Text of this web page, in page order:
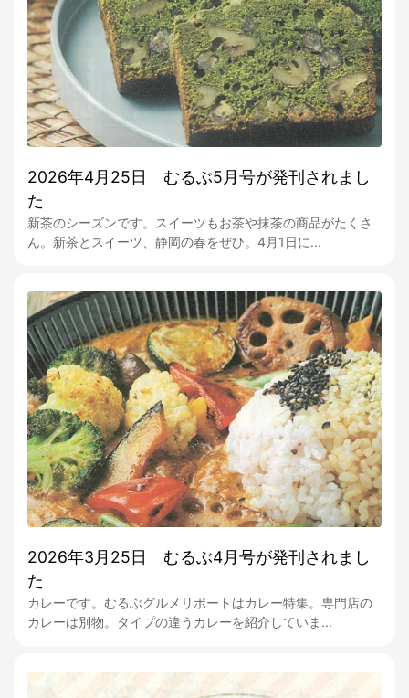
2026年4月25日 むるぶ5月号が発刊されまし
た
新茶のシーズンです。スイーツもお茶や抹茶の商品がたくさ
ん。新茶とスイーツ、静岡の春をぜひ。4月1日に...
2026年3月25日 むるぶ4月号が発刊されまし
た
カレーです。むるぶグルメリポートはカレー特集。専門店の
カレーは別物。タイプの違うカレーを紹介していま...